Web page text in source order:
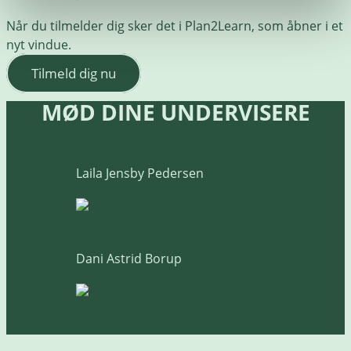
Når du tilmelder dig sker det i Plan2Learn, som åbner i et
nyt vindue.
Tilmeld dig nu
MØD DINE UNDERVISERE
Laila Jensby Pedersen
Dani Astrid Borup